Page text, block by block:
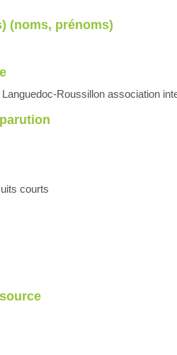
(noms, prénoms)
Roussillon association
courts